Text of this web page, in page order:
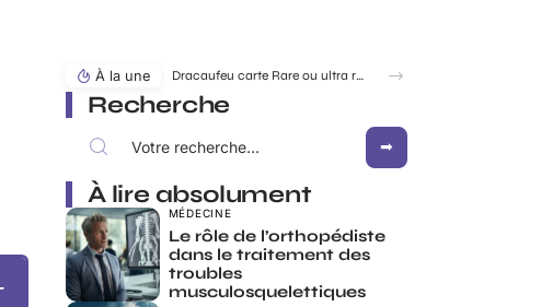
À la une Dracaufeu carte Rare ou ultra rare : quelles différences pour les collectionneurs ?
Recherche
À lire absolument
MÉDECINE
Le rôle de l’orthopédiste
dans le traitement des
troubles
musculosquelettiques